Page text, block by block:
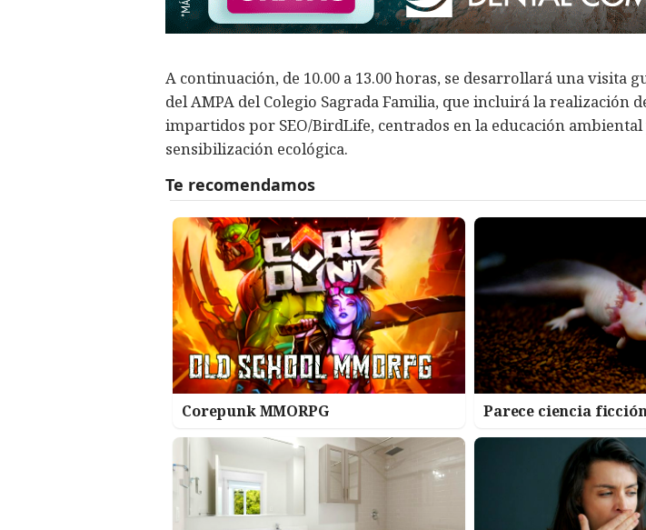
A continuación, de 10.00 a 13.00 horas, se desarrollará una visita
del AMPA del Colegio Sagrada Familia, que incluirá la realización
impartidos por SEO/BirdLife, centrados en la educación ambiental
sensibilización ecológica.
Corepunk MMORPG Parece ciencia